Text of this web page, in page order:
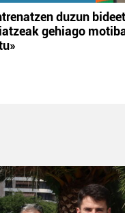
duzun
gehiago